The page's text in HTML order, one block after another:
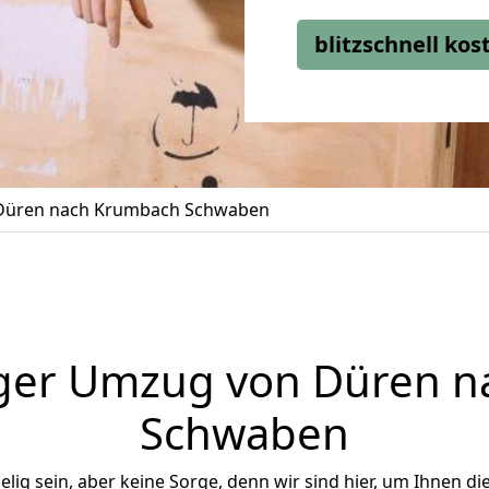
blitzschnell
nach Krumbach Schwaben
Umzug von Düren
Schwaben
sein, aber keine Sorge, denn wir sind hier, um Ihnen